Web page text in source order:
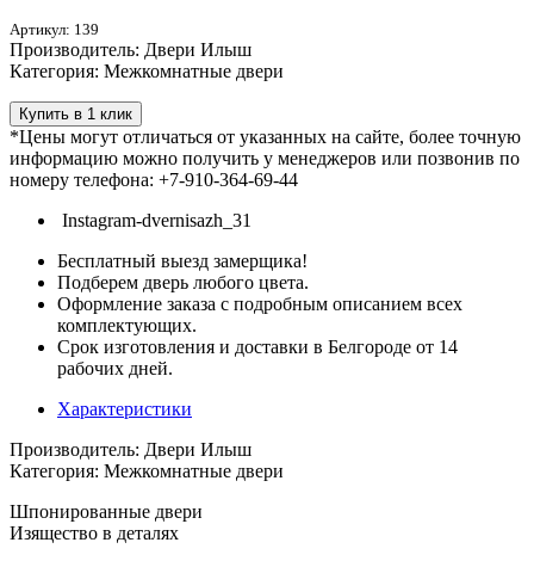
Артикул: 139
Производитель: Двери Илыш
Категория: Межкомнатные двери
Купить в 1 клик
*Цены могут отличаться от указанных на сайте, более точную
информацию можно получить у менеджеров или позвонив по
номеру телефона: +7-910-364-69-44
Instagram-dvernisazh_31
Бесплатный выезд замерщика!
Подберем дверь любого цвета.
Оформление заказа с подробным описанием всех
комплектующих.
Срок изготовления и доставки в Белгороде от 14
рабочих дней.
Характеристики
Производитель: Двери Илыш
Категория: Межкомнатные двери
Шпонированные двери
Изящество в деталях